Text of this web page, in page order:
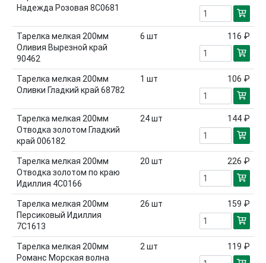
Надежда Розовая 8С0681
Тарелка мелкая 200мм
Оливия Вырезной край
90462
6 шт 116 ₽
Тарелка мелкая 200мм
Оливки Гладкий край 68782
1 шт 106 ₽
Тарелка мелкая 200мм
Отводка золотом Гладкий
край 006182
24шт 144 ₽
Тарелка мелкая 200мм
Отводка золотом по краю
Идиллия 4С0166
20 шт 226 ₽
Тарелка мелкая 200мм
Персиковый Идиллия
7С1613
26 шт 159 ₽
Тарелка мелкая 200мм
Романс Морская волна
2 шт 119 ₽